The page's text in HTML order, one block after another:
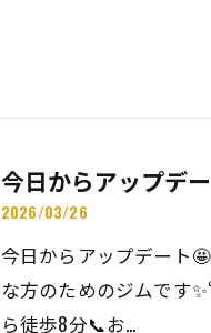
今日からアップデ
2026/03/26
今日からアップデート
な方のためのジムです
ら徒歩8分📞お…